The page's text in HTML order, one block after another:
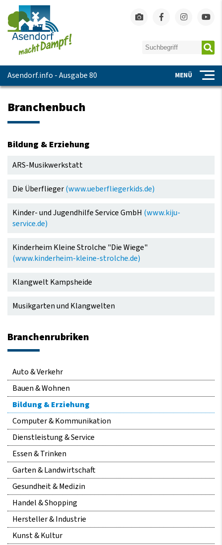
Asendorf.info - Ausgabe 80 MENÜ
Branchenbuch
Bildung & Erziehung
Navigation
überspringen
ARS-Musikwerkstatt
Die Überflieger(www.ueberfliegerkids.de)
Kinder- und Jugendhilfe Service GmbH (www.kiju-
service.de)
Kinderheim Kleine Strolche "Die Wiege"
(www.kinderheim-kleine-strolche.de)
Klangwelt Kampsheide
Musikgarten und Klangwelten
Branchenrubriken
Navigation
überspringen
Auto & Verkehr
Bauen & Wohnen
Bildung & Erziehung
Computer & Kommunikation
Dienstleistung & Service
Essen & Trinken
Garten & Landwirtschaft
Gesundheit & Medizin
Handel & Shopping
Hersteller & Industrie
Kunst & Kultur